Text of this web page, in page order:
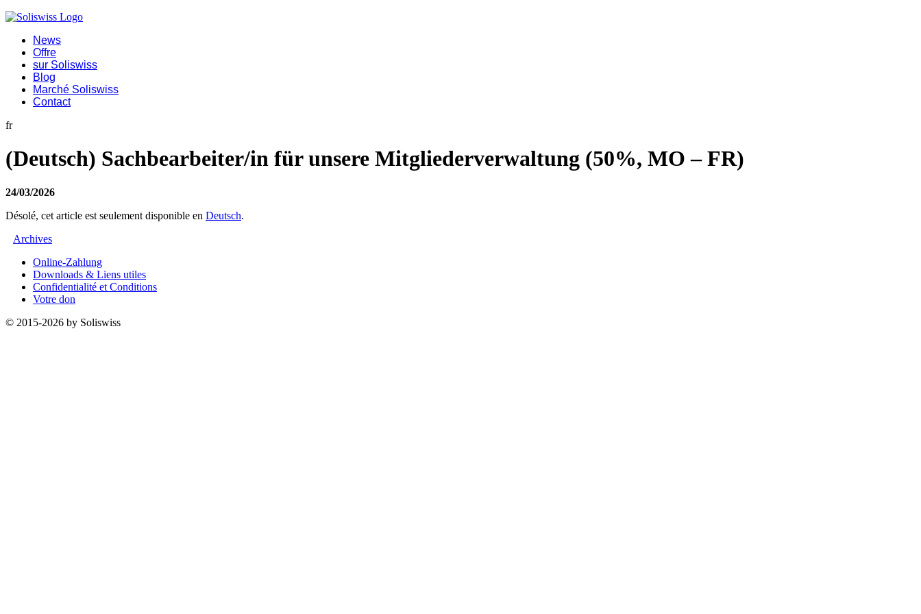
News
Offre
sur Soliswiss
Blog
Marché Soliswiss
Contact
fr
(Deutsch) Sachbearbeiter/in für unsere Mitgliederverwaltung (50%, MO – FR)
24/03/2026
Désolé, cet article est seulement disponible en Deutsch.
Archives
Online-Zahlung
Downloads & Liens utiles
Confidentialité et Conditions
Votre don
© 2015-2026 by Soliswiss